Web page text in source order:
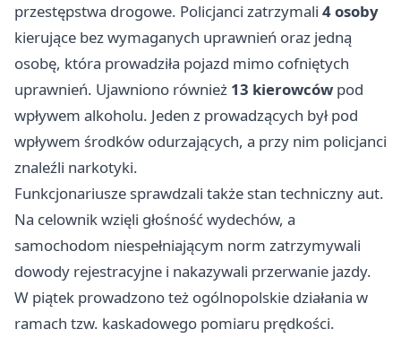
przestępstwa drogowe. Policjanci zatrzymali 4 osoby
kierujące bez wymaganych uprawnień oraz jedną
osobę, która prowadziła pojazd mimo cofniętych
uprawnień. Ujawniono również 13 kierowców pod
wpływem alkoholu. Jeden z prowadzących był pod
wpływem środków odurzających, a przy nim policjanci
znaleźli narkotyki.
Funkcjonariusze sprawdzali także stan techniczny aut.
Na celownik wzięli głośność wydechów, a
samochodom niespełniającym norm zatrzymywali
dowody rejestracyjne i nakazywali przerwanie jazdy.
W piątek prowadzono też ogólnopolskie działania w
ramach tzw. kaskadowego pomiaru prędkości.